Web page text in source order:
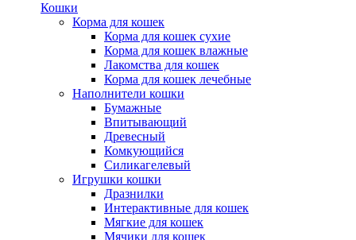
Кошки
Корма для кошек
Корма для кошек сухие
Корма для кошек влажные
Лакомства для кошек
Корма для кошек лечебные
Наполнители кошки
Бумажные
Впитывающий
Древесный
Комкующийся
Силикагелевый
Игрушки кошки
Дразнилки
Интерактивные для кошек
Мягкие для кошек
Мячики для кошек